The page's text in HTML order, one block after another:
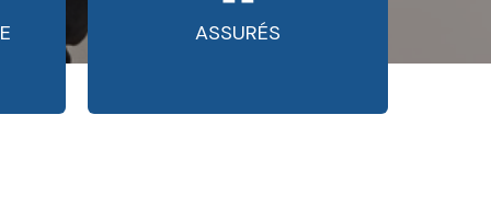
ASSURÉS